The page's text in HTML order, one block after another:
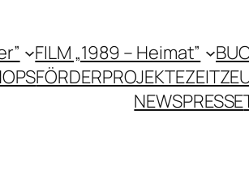
FILM „1989 – Heimat”
FÖRDERPROJEKTE
NEWSPRESSE